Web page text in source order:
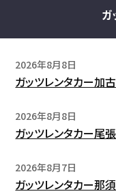
ガ
2026年8月8日
ガッツレンタカー加
2026年8月8日
ガッツレンタカー尾
2026年8月7日
ガッツレンタカー那